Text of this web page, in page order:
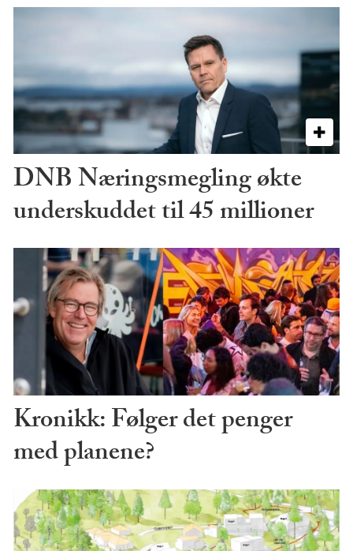
DNB Næringsmegling økte
underskuddet til 45 millioner
Kronikk: Følger det penger
med planene?